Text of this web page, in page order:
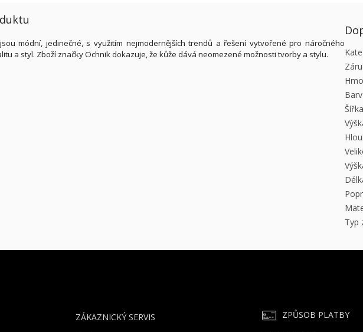
jsou módní, jedinečné, s využitím nejmodernějších trendů a řešení vytvořené pro náročného
a styl. Zboží značky Ochnik dokazuje, že kůže dává neomezené možnosti tvorby a stylu.
Šířka
Typ
ZÁKAZNICKÝ SERVIS ZPŮSOB PLATBY